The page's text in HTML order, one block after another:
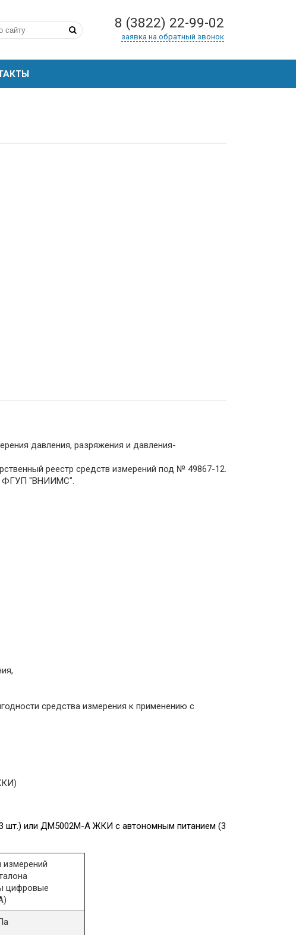
8 (3822) 22-99-02
заявка на обратный звонок
давления, разряжения и давления-
реестр средств измерений под № 49867-12.
ФГУП "ВНИИМС".
средства измерения к применению с
шт.) или ДМ5002М-А ЖКИ с автономным питанием (3
цифровые